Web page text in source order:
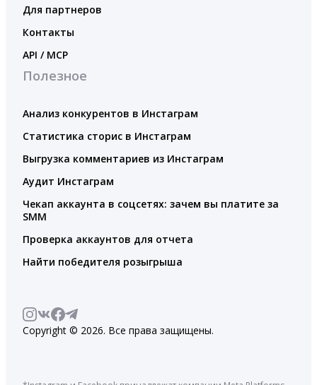
Для партнеров
Контакты
API / MCP
Полезное
Анализ конкурентов в Инстаграм
Статистика сторис в Инстаграм
Выгрузка комментариев из Инстаграм
Аудит Инстаграм
Чекап аккаунта в соцсетях: зачем вы платите за
SMM
Проверка аккаунтов для отчета
Найти победителя розыгрыша
Copyright © 2026. Все права защищены.